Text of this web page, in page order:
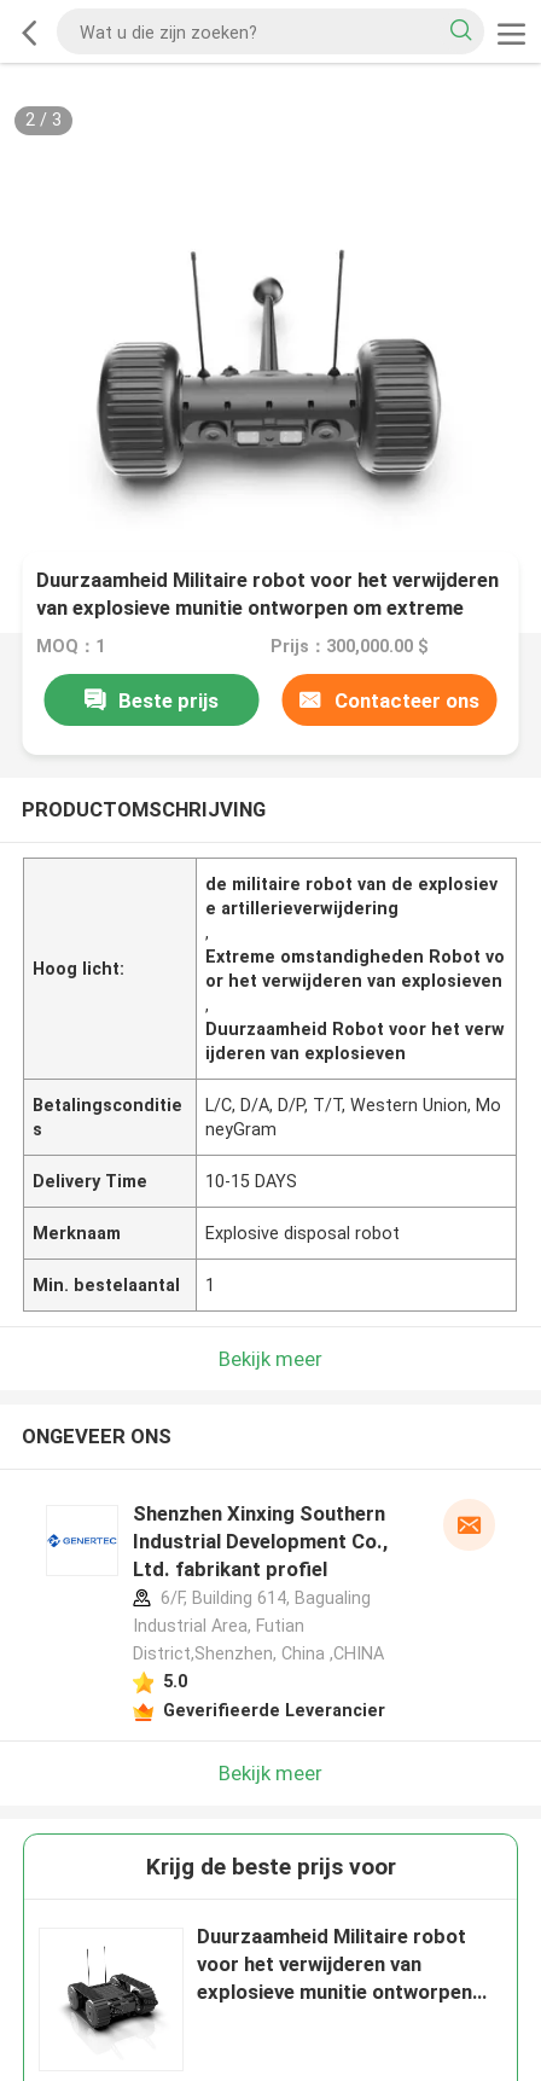
2/ 3
Duurzaamheid Militaire robot voor het verwijderen
van explosieve munitie ontworpen om extreme
omstandigheden te weerstaan
MOQ：1 Prijs：300,000.00 $
Beste prijs Contacteer ons
PRODUCTOMSCHRIJVING
Hoog licht:
de militaire robot van de explosiev
e artillerieverwijdering
,
Extreme omstandigheden Robot vo
or het verwijderen van explosieven
,
Duurzaamheid Robot voor het verw
ijderen van explosieven
Betalingsconditie
s
L/C, D/A, D/P, T/T, Western Union, Mo
neyGram
Delivery Time 10-15 DAYS
Merknaam Explosive disposal robot
Min. bestelaantal 1
Bekijk meer
ONGEVEER ONS
Shenzhen Xinxing Southern
Industrial Development Co.,
Ltd. fabrikant profiel
6/F, Building 614, Bagualing
Industrial Area, Futian
District,Shenzhen, China ,CHINA
5.0
Geverifieerde Leverancier
Bekijk meer
Krijg de beste prijs voor
Duurzaamheid Militaire robot
voor het verwijderen van
explosieve munitie ontworpen